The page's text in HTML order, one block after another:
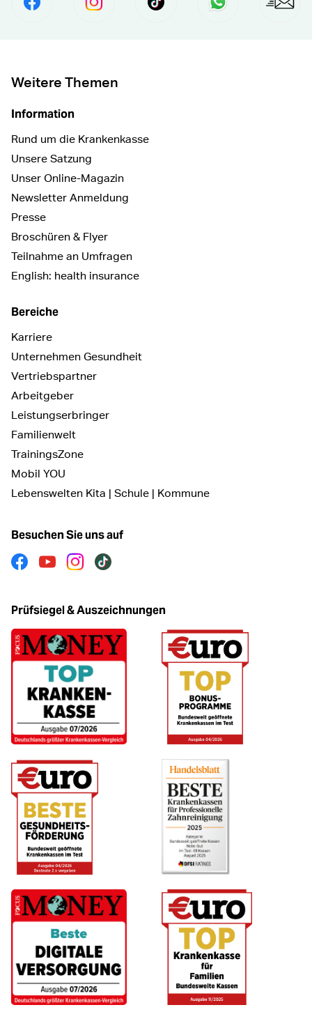
Per Facebook Teilensocial.media.share.instagram.prefix
Senden perPer
Weitere Themen
Information
Rund um die Krankenkasse
Unsere Satzung
Unser Online-Magazin
Newsletter Anmeldung
Presse
Broschüren & Flyer
Teilnahme an Umfragen
English: health insurance
Bereiche
Karriere
Unternehmen Gesundheit
Vertriebspartner
Arbeitgeber
Leistungserbringer
Familienwelt
TrainingsZone
Mobil YOU
Lebenswelten Kita | Schule | Kommune
Besuchen Sie uns auf
FacebookYoutubeInstagram
Tiktok
Prüfsiegel & Auszeichnungen